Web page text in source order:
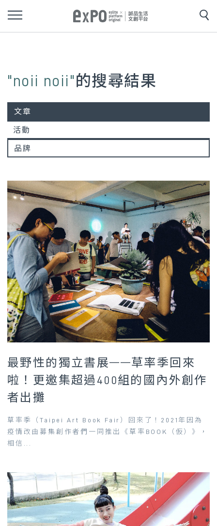
"noii noii"的搜尋結果
文章
活動
品牌
最野性的獨立書展——草率季回來
啦！更邀集超過400組的國內外創作
者出攤
草率季（Taipei Art Book Fair）回來了！2021年因為
疫情改由募集創作者們一同推出《草率BOOK（仮）》，
相信...